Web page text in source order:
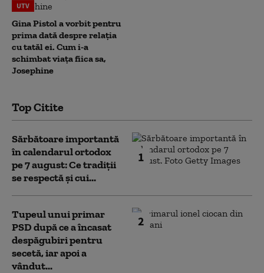
UTV
Gina Pistol a vorbit pentru
prima dată despre relația
cu tatăl ei. Cum i-a
schimbat viața fiica sa,
Josephine
Top Citite
1
Sărbătoare importantă
în calendarul ortodox
pe 7 august: Ce tradiții
se respectă și cui...
2
Tupeul unui primar
PSD după ce a încasat
despăgubiri pentru
secetă, iar apoi a
vândut...